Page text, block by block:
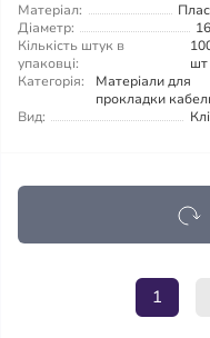
Матеріал:
Діаметр:
Кількість штук в
упаковці:
шт
Категорія:
Матеріали для
прокладки
Вид:
1